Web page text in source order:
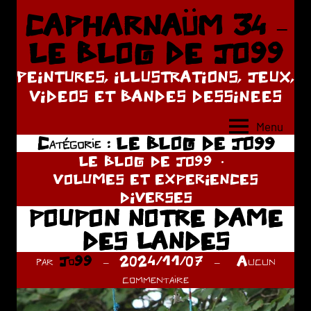
Aller
contenu
CAPHARNAÜM 34 –
LE BLOG DE JO99
PEINTURES, ILLUSTRATIONS, JEUX,
VIDEOS ET BANDES DESSINEES
Menu
Catégorie : LE BLOG DE JO99
LE BLOG DE JO99
VOLUMES ET EXPERIENCES
DIVERSES
POUPON NOTRE DAME
DES LANDES
par Jo99 2024/11/07
Aucun
commentaire